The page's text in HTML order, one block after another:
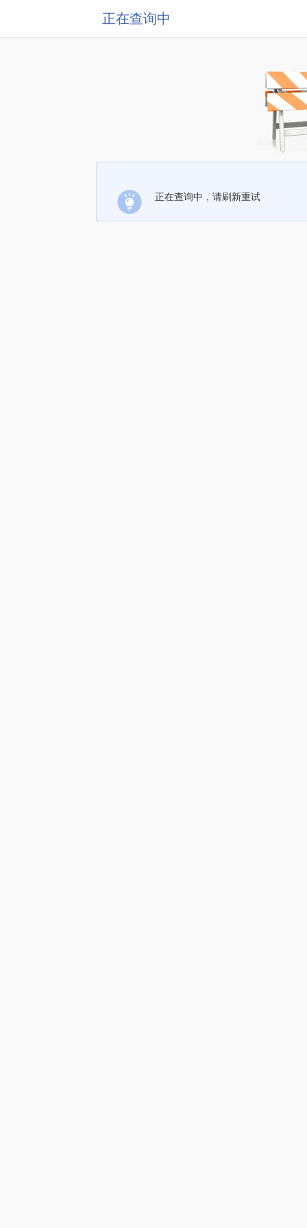
正在查询中
正在查询中，请刷新重试